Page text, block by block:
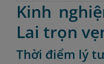
Kinh
Lai trọn
Thời điểm lý